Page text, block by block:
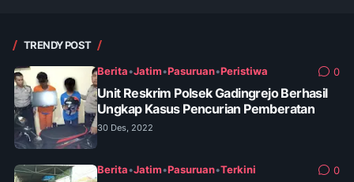
TRENDY POST
Berita•Jatim•Pasuruan•Peristiwa 0
Unit Reskrim Polsek Gadingrejo Berhasil
Ungkap Kasus Pencurian Pemberatan
30 Des, 2022
Berita•Jatim•Pasuruan•Terkini 0